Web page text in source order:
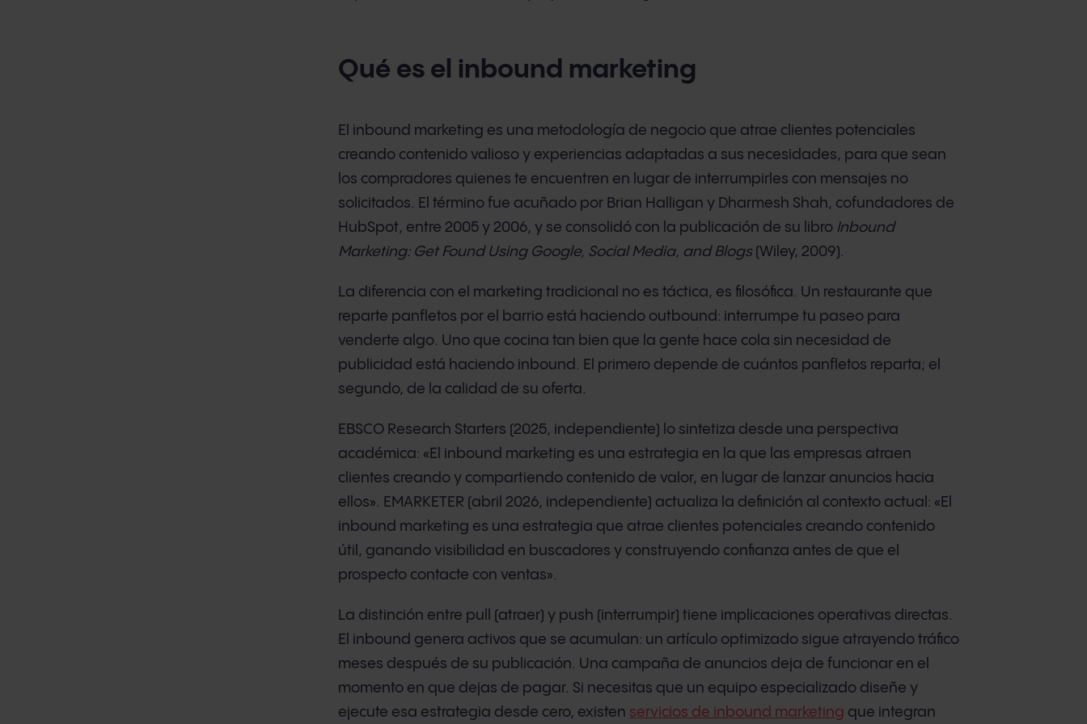
Qué es el inbound marketing
El inbound marketing es una metodología de negocio que atrae clientes potenciales
creando contenido valioso y experiencias adaptadas a sus necesidades, para que sean
los compradores quienes te encuentren en lugar de interrumpirles con mensajes no
solicitados. El término fue acuñado por Brian Halligan y Dharmesh Shah, cofundadores de
HubSpot, entre 2005 y 2006, y se consolidó con la publicación de su libro Inbound
Marketing: Get Found Using Google, Social Media, and Blogs(Wiley, 2009).
La diferencia con el marketing tradicional no es táctica, es filosófica. Un restaurante que
reparte panfletos por el barrio está haciendo outbound: interrumpe tu paseo para
venderte algo. Uno que cocina tan bien que la gente hace cola sin necesidad de
publicidad está haciendo inbound. El primero depende de cuántos panfletos reparta; el
segundo, de la calidad de su oferta.
EBSCO Research Starters (2025, independiente) lo sintetiza desde una perspectiva
académica: «El inbound marketing es una estrategia en la que las empresas atraen
clientes creando y compartiendo contenido de valor, en lugar de lanzar anuncios hacia
ellos». EMARKETER (abril 2026, independiente) actualiza la definición al contexto actual: «El
inbound marketing es una estrategia que atrae clientes potenciales creando contenido
útil, ganando visibilidad en buscadores y construyendo confianza antes de que el
prospecto contacte con ventas».
La distinción entre pull (atraer) y push (interrumpir) tiene implicaciones operativas directas.
El inbound genera activos que se acumulan: un artículo optimizado sigue atrayendo tráfico
meses después de su publicación. Una campaña de anuncios deja de funcionar en el
momento en que dejas de pagar. Si necesitas que un equipo especializado diseñe y
ejecute esa estrategia desde cero, existen servicios de inbound marketing que integran